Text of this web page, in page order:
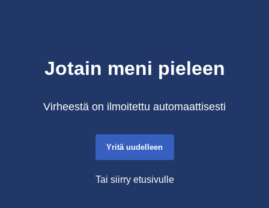
Jotain meni pieleen
Virheestä on ilmoitettu automaattisesti
Yritä uudelleen
Tai siirry etusivulle